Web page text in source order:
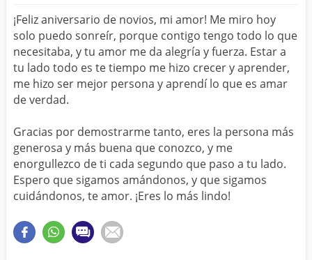
SOBRINA
HIJA
HERMANO
HIJO
NOVIA
ESPOSO
PAPA
TIA
CUÑADA
ALGUIEN ESPECIAL
PRIMO
TODAS LAS CATEGORÍAS
¡Feliz aniversario de novios, mi amor! Me miro hoy
solo puedo sonreír, porque contigo tengo todo lo que
necesitaba, y tu amor me da alegría y fuerza. Estar a
tu lado todo es te tiempo me hizo crecer y aprender,
me hizo ser mejor persona y aprendí lo que es amar
de verdad.
Gracias por demostrarme tanto, eres la persona más
generosa y más buena que conozco, y me
enorgullezco de ti cada segundo que paso a tu lado.
Espero que sigamos amándonos, y que sigamos
cuidándonos, te amor. ¡Eres lo más lindo!